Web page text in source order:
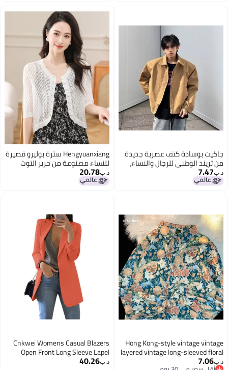
جاكيت بوسادة كتف عصرية جديدة
من تريند الوطني للرجال والنساء،
جاكيت طيار أمريكي من ماركة
ميايارد الراقية
د.ب‏7.47
Hengyuanxiang سترة بوليرو قصيرة
للنساء مصنوعة من حرير التوت
وحرير الجليد، سترة واقية من
الشمس قصيرة للخريف
د.ب‏20.78
Hong Kong-style vintage vintage
layered vintage long-sleeved floral
shirt loose and handsome
د.ب‏7.06
Cnkwei Womens Casual Blazers
Open Front Long Sleeve Lapel
Collar Work Office Jacket, Orange
د.ب‏40.26